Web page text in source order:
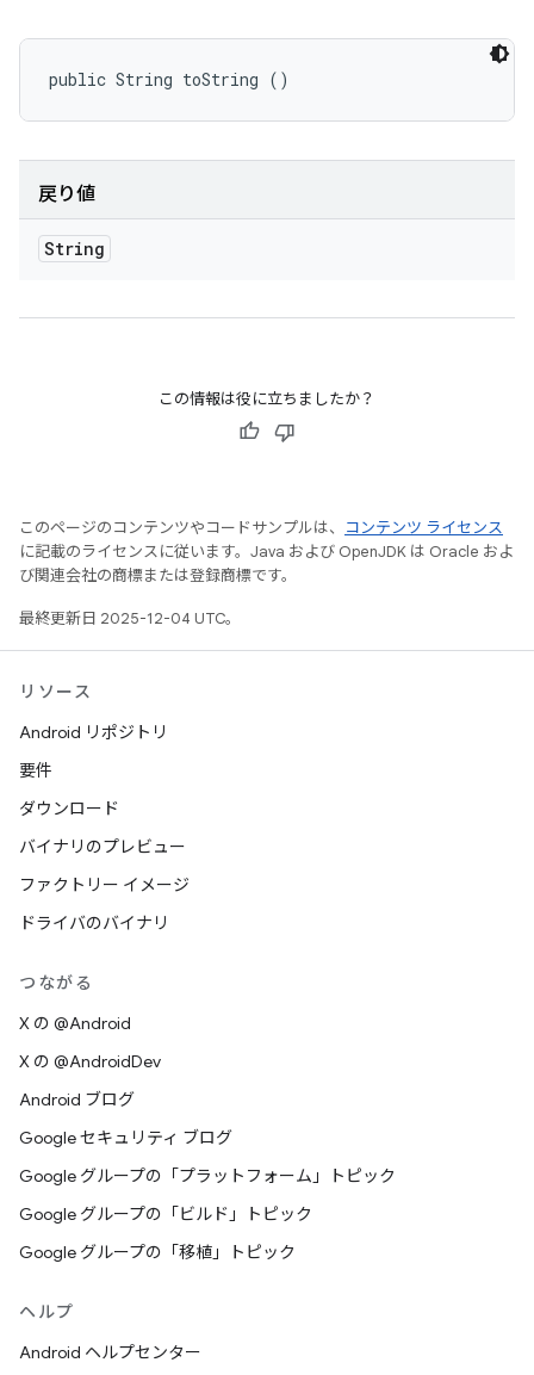
public String toString ()
戻り値
String
この情報は役に立ちましたか？
このページのコンテンツやコードサンプルは、
コンテンツ ライセンス
に記載のライセンスに従います。Java および OpenJDK は Oracle およ
び関連会社の商標または登録商標です。
最終更新日 2025-12-04 UTC。
リソース
Android リポジトリ
要件
ダウンロード
バイナリのプレビュー
ファクトリー イメージ
ドライバのバイナリ
つながる
X の @Android
X の @AndroidDev
Android ブログ
Google セキュリティ ブログ
Google グループの「プラットフォーム」トピック
Google グループの「ビルド」トピック
Google グループの「移植」トピック
ヘルプ
Android ヘルプセンター